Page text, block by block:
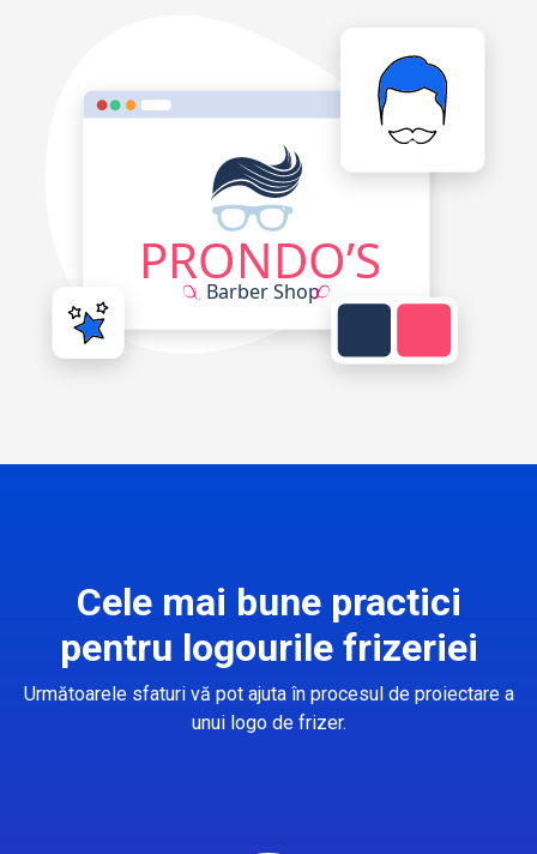
Cele mai bune practici
pentru logourile frizeriei
Următoarele sfaturi vă pot ajuta în procesul de proiectare a
unui logo de frizer.